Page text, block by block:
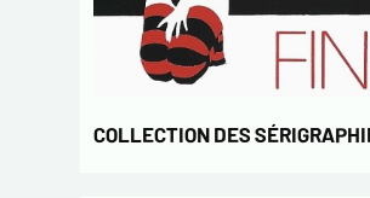
COLLECTION DES